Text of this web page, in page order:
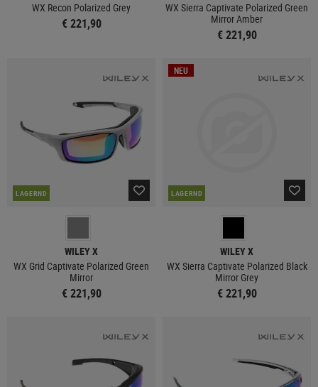
WX Recon Polarized Grey
€ 221,90
WX Sierra Captivate Polarized Green
Mirror Amber
€ 221,90
LAGERND
WILEY X
WX Grid Captivate Polarized Green
Mirror
€ 221,90
NEU
LAGERND
WILEY X
WX Sierra Captivate Polarized Black
Mirror Grey
€ 221,90